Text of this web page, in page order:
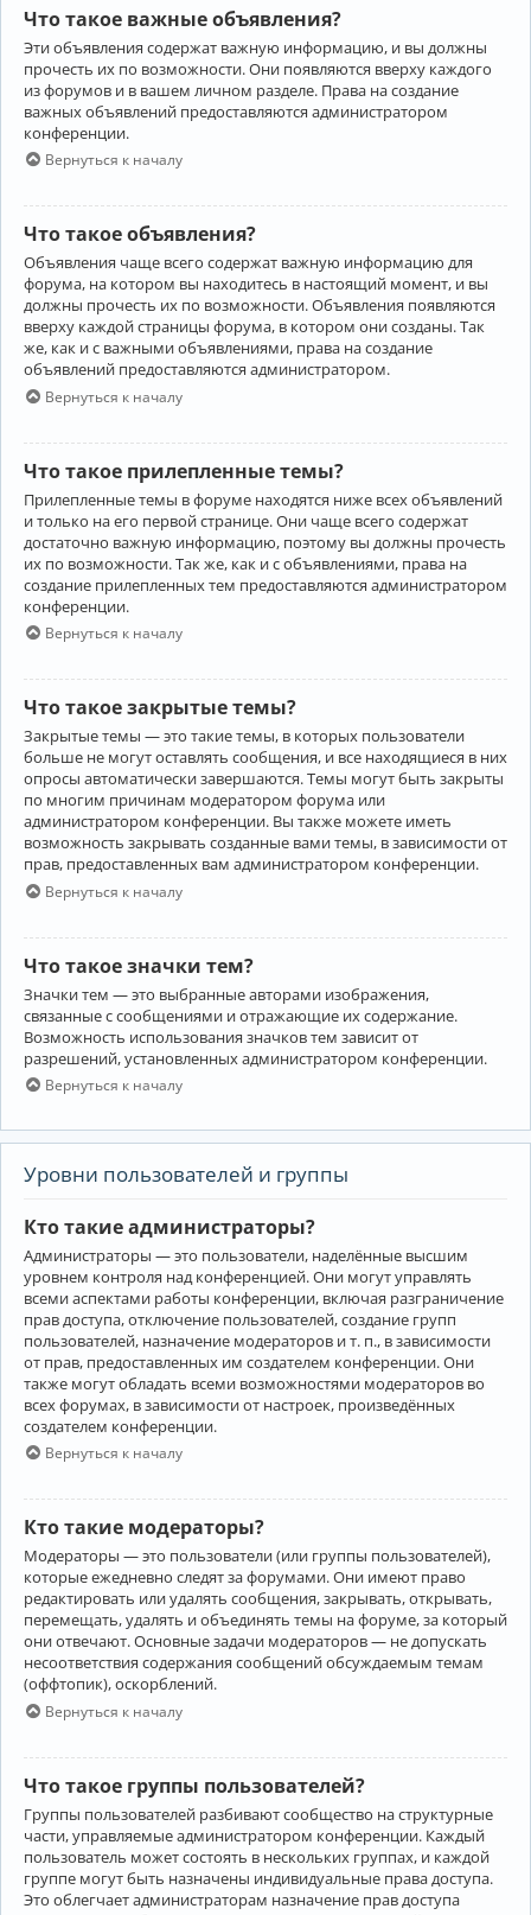
Что такое важные объявления?
Эти объявления содержат важную информацию, и вы должны
прочесть их по возможности. Они появляются вверху каждого
из форумов и в вашем личном разделе. Права на создание
важных объявлений предоставляются администратором
конференции.
Вернуться к началу
Что такое объявления?
Объявления чаще всего содержат важную информацию для
форума, на котором вы находитесь в настоящий момент, и вы
должны прочесть их по возможности. Объявления появляются
вверху каждой страницы форума, в котором они созданы. Так
же, как и с важными объявлениями, права на создание
объявлений предоставляются администратором.
Вернуться к началу
Что такое прилепленные темы?
Прилепленные темы в форуме находятся ниже всех объявлений
и только на его первой странице. Они чаще всего содержат
достаточно важную информацию, поэтому вы должны прочесть
их по возможности. Так же, как и с объявлениями, права на
создание прилепленных тем предоставляются администратором
конференции.
Вернуться к началу
Что такое закрытые темы?
Закрытые темы — это такие темы, в которых пользователи
больше не могут оставлять сообщения, и все находящиеся в них
опросы автоматически завершаются. Темы могут быть закрыты
по многим причинам модератором форума или
администратором конференции. Вы также можете иметь
возможность закрывать созданные вами темы, в зависимости от
прав, предоставленных вам администратором конференции.
Вернуться к началу
Что такое значки тем?
Значки тем — это выбранные авторами изображения,
связанные с сообщениями и отражающие их содержание.
Возможность использования значков тем зависит от
разрешений, установленных администратором конференции.
Вернуться к началу
Уровни пользователей и группы
Кто такие администраторы?
Администраторы — это пользователи, наделённые высшим
уровнем контроля над конференцией. Они могут управлять
всеми аспектами работы конференции, включая разграничение
прав доступа, отключение пользователей, создание групп
пользователей, назначение модераторов и т. п., в зависимости
от прав, предоставленных им создателем конференции. Они
также могут обладать всеми возможностями модераторов во
всех форумах, в зависимости от настроек, произведённых
создателем конференции.
Вернуться к началу
Кто такие модераторы?
Модераторы — это пользователи (или группы пользователей),
которые ежедневно следят за форумами. Они имеют право
редактировать или удалять сообщения, закрывать, открывать,
перемещать, удалять и объединять темы на форуме, за который
они отвечают. Основные задачи модераторов — не допускать
несоответствия содержания сообщений обсуждаемым темам
(оффтопик), оскорблений.
Вернуться к началу
Что такое группы пользователей?
Группы пользователей разбивают сообщество на структурные
части, управляемые администратором конференции. Каждый
пользователь может состоять в нескольких группах, и каждой
группе могут быть назначены индивидуальные права доступа.
Это облегчает администраторам назначение прав доступа